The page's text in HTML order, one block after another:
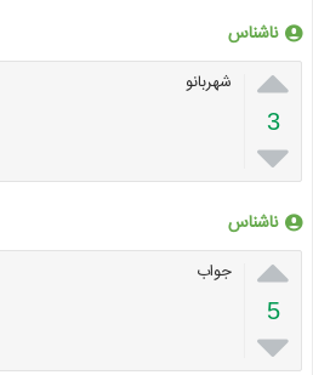
ناشناس

3

شهربانو
ناشناس

5

جواب